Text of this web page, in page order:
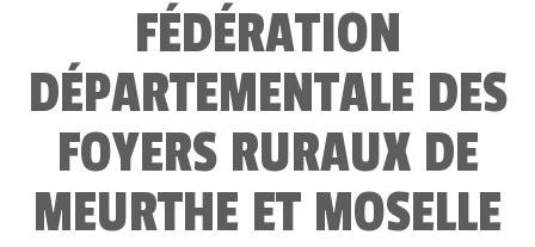
FÉDÉRATION
DÉPARTEMENTALE DES
FOYERS RURAUX DE
MEURTHE ET MOSELLE